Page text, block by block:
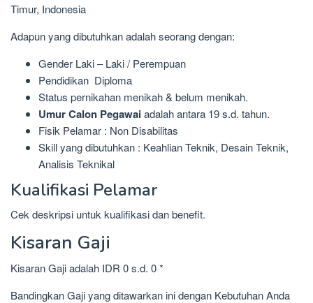
Timur, Indonesia
Adapun yang dibutuhkan adalah seorang dengan:
Gender Laki – Laki / Perempuan
Pendidikan Diploma
Status pernikahan menikah & belum menikah.
Umur Calon Pegawaiadalah antara 19 s.d. tahun.
Fisik Pelamar : Non Disabilitas
Skill yang dibutuhkan : Keahlian Teknik, Desain Teknik,
Analisis Teknikal
Kualifikasi Pelamar
Cek deskripsi untuk kualifikasi dan benefit.
Kisaran Gaji
Kisaran Gaji adalah IDR 0 s.d. 0 *
Bandingkan Gaji yang ditawarkan ini dengan Kebutuhan Anda